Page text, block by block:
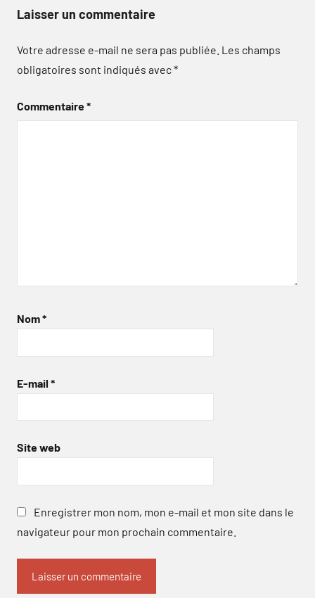
Laisser un commentaire
Votre adresse e-mail ne sera pas publiée. Les champs
obligatoires sont indiqués avec*
Commentaire*
Nom*
E-mail *
Site web
Enregistrer mon nom, mon e-mail et mon site dans le
navigateur pour mon prochain commentaire.